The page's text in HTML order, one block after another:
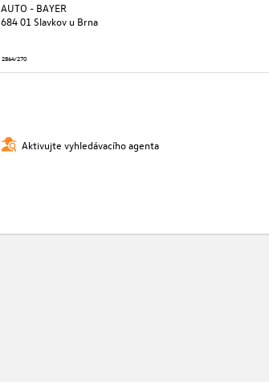
AUTO - BAYER
684 01 Slavkov u Brna
2864/270
Aktivujte vyhledávacího agenta